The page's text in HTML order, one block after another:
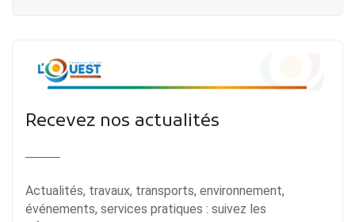
Recevez nos actualités
Actualités, travaux, transports, environnement,
événements, services pratiques : suivez les